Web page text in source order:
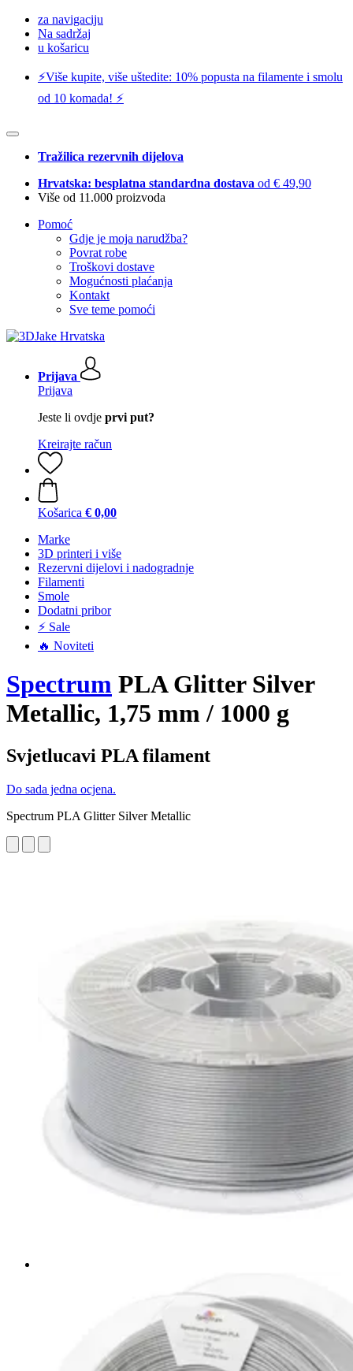
za navigaciju
Na sadržaj
u košaricu
⚡️Više kupite, više uštedite: 10% popusta na filamente i smolu
od 10 komada! ⚡️
Tražilica rezervnih dijelova
Hrvatska: besplatna standardna dostava od € 49,90
Više od 11.000 proizvoda
Pomoć
Gdje je moja narudžba?
Povrat robe
Troškovi dostave
Mogućnosti plaćanja
Kontakt
Sve teme pomoći
Prijava
Prijava
Jeste li ovdje prvi put?
Kreirajte račun
Košarica € 0,00
Marke
3D printeri i više
Rezervni dijelovi i nadogradnje
Filamenti
Smole
Dodatni pribor
⚡ Sale
🔥 Noviteti
Spectrum PLA Glitter Silver
Metallic, 1,75 mm / 1000 g
Svjetlucavi PLA filament
Do sada jedna ocjena.
Spectrum PLA Glitter Silver Metallic